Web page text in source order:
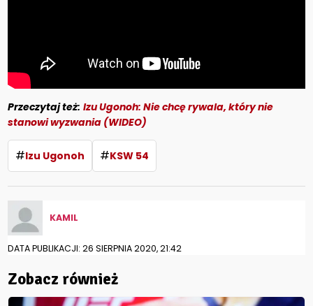
Przeczytaj też: Izu Ugonoh: Nie chcę rywala, który nie
stanowi wyzwania (WIDEO)
#Izu Ugonoh #KSW 54
KAMIL
DATA PUBLIKACJI: 26 SIERPNIA 2020, 21:42
Zobacz również